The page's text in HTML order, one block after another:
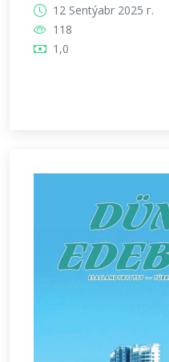
12 Sentýabr 2025 г.
118
1,0